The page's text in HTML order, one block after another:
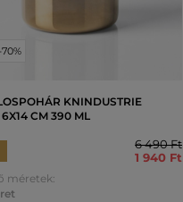
KNINDUSTRIE
CM 390 ML
6 490 Ft
1 940 Ft
méretek: